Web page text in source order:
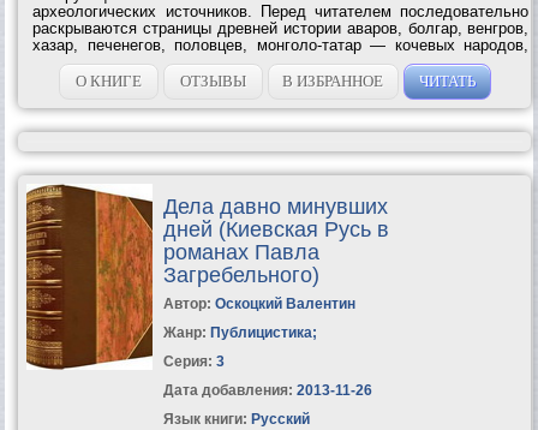
археологических источников. Перед читателем последовательно
раскрываются страницы древней истории аваров, болгар, венгров,
хазар, печенегов, половцев, монголо-татар — кочевых народов,
противостоявших восточным славянам и Киевской Руси. Для
широкого круга...
О КНИГЕ ОТЗЫВЫ В ИЗБРАННОЕ ЧИТАТЬ
Дела давно минувших
дней (Киевская Русь в
романах Павла
Загребельного)
Автор: Оскоцкий Валентин
Жанр: Публицистика;
Серия: 3
Дата добавления: 2013-11-26
Язык книги: Русский